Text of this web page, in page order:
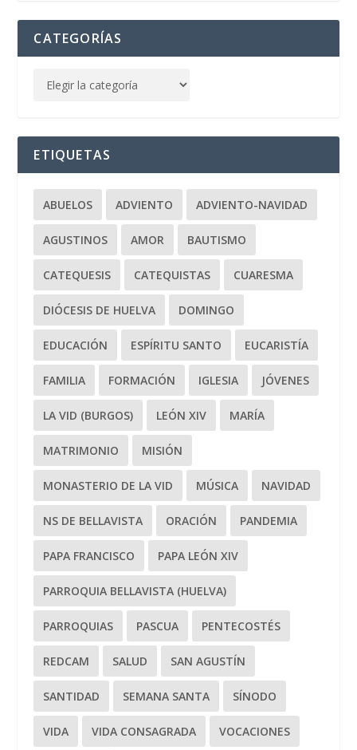
CATEGORÍAS
ETIQUETAS
ABUELOS ADVIENTO ADVIENTO-NAVIDAD
AGUSTINOS AMOR BAUTISMO
CATEQUESIS CATEQUISTAS CUARESMA
DIÓCESIS DE HUELVA DOMINGO
EDUCACIÓN ESPÍRITU SANTO EUCARISTÍA
FAMILIA FORMACIÓN IGLESIA JÓVENES
LA VID (BURGOS) LEÓN XIV MARÍA
MATRIMONIO MISIÓN
MONASTERIO DE LA VID MÚSICA NAVIDAD
NS DE BELLAVISTA ORACIÓN PANDEMIA
PAPA FRANCISCO PAPA LEÓN XIV
PARROQUIA BELLAVISTA (HUELVA)
PARROQUIAS PASCUA PENTECOSTÉS
REDCAM SALUD SAN AGUSTÍN
SANTIDAD SEMANA SANTA SÍNODO
VIDA VIDA CONSAGRADA VOCACIONES